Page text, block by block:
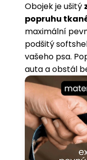
Obojek je ušitý
popruhu
maximální
podšitý
vašeho psa.
auta a obstál